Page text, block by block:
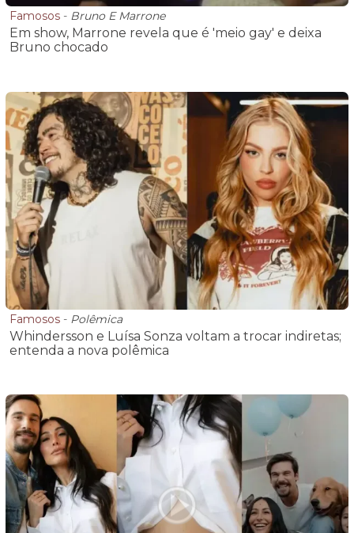
Famosos - Bruno E Marrone
Em show, Marrone revela que é 'meio gay' e deixa
Bruno chocado
Famosos - Polêmica
Whindersson e Luísa Sonza voltam a trocar indiretas;
entenda a nova polêmica